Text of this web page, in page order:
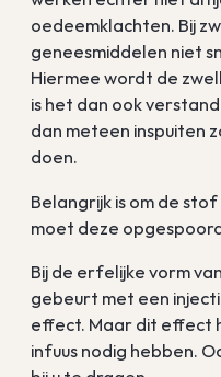
oedeemklachten. Bij
geneesmiddelen niet
Hiermee wordt de
is het dan ook
dan meteen inspuiten
doen.
Belangrijk is om de
moet deze
Bij de erfelijke vorm
gebeurt met een
effect. Maar dit effect
infuus nodig hebben.